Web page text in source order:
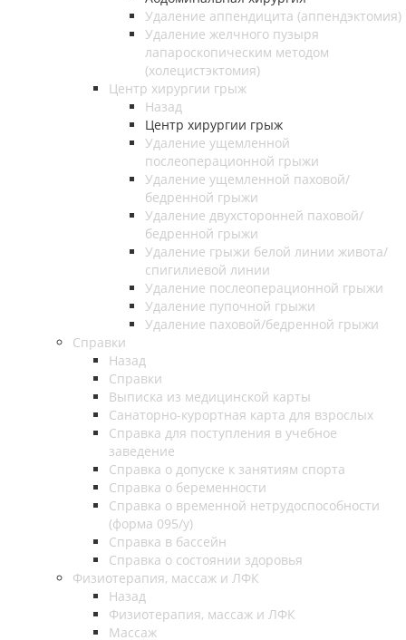
Удаление аппендицита (аппендэктомия)
Удаление желчного пузыря
лапароскопическим методом
(холецистэктомия)
Центр хирургии грыж
Назад
Центр хирургии грыж
Удаление ущемленной
послеоперационной грыжи
Удаление ущемленной паховой/
бедренной грыжи
Удаление двухсторонней паховой/
бедренной грыжи
Удаление грыжи белой линии живота/
спигилиевой линии
Удаление послеоперационной грыжи
Удаление пупочной грыжи
Удаление паховой/бедренной грыжи
Справки
Назад
Справки
Выписка из медицинской карты
Санаторно-курортная карта для взрослых
Справка для поступления в учебное
заведение
Справка о допуске к занятиям спорта
Справка о беременности
Справка о временной нетрудоспособности
(форма 095/у)
Справка в бассейн
Справка о состоянии здоровья
Физиотерапия, массаж и ЛФК
Назад
Физиотерапия, массаж и ЛФК
Массаж